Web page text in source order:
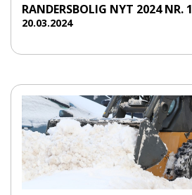
RANDERSBOLIG NYT 2024 NR. 1
20.03.2024